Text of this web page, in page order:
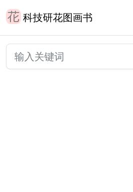
科技研花图画书